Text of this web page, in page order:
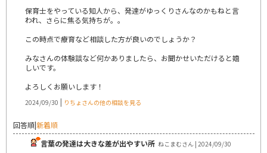
保育士をやっている知人から、発達がゆっくりさんなのかもねと言
われ、さらに焦る気持ちが。。
この時点で療育など相談した方が良いのでしょうか？
みなさんの体験談など何かありましたら、お聞かせいただけると嬉
しいです。
よろしくお願いします！
2024/09/30 | りちょさんの他の相談を見る
回答順|新着順
言葉の発達は大きな差が出やすい所 ねこまむさん | 2024/09/30